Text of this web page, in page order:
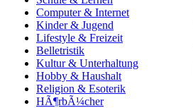
Computer & Internet
Kinder & Jugend
Lifestyle & Freizeit
Belletristik
Kultur & Unterhaltung
Hobby & Haushalt
Religion & Esoterik
HÃ¶rbÃ¼cher